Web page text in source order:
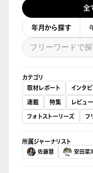
全
年月から探す
カテゴリ
取材レポート
インタ
連載
特集 レビュー
フォトストーリーズ
フ
所属ジャーナリスト
佐藤慧 安田菜